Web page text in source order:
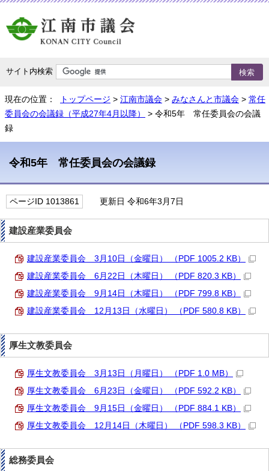
サイト内検索
現在の位置： トップページ > 江南市議会 > みなさんと市議会 > 常任
委員会の会議録（平成27年4月以降）
> 令和5年 常任委員会の会議
録
令和5年 常任委員会の会議録
ページID 1013861 更新日 令和6年3月7日
建設産業委員会
建設産業委員会 3月10日（金曜日） （PDF 1005.2 KB）
建設産業委員会 6月22日（木曜日） （PDF 820.3 KB）
建設産業委員会 9月14日（木曜日） （PDF 799.8 KB）
建設産業委員会 12月13日（水曜日） （PDF 580.8 KB）
厚生文教委員会
厚生文教委員会 3月13日（月曜日） （PDF 1.0 MB）
厚生文教委員会 6月23日（金曜日） （PDF 592.2 KB）
厚生文教委員会 9月15日（金曜日） （PDF 884.1 KB）
厚生文教委員会 12月14日（木曜日） （PDF 598.3 KB）
総務委員会